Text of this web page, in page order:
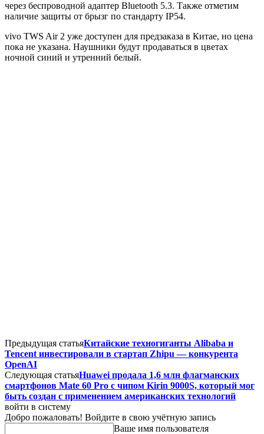
через беспроводной адаптер Bluetooth 5.3. Также отметим
наличие защиты от брызг по стандарту IP54.
vivo TWS Air 2 уже доступен для предзаказа в Китае, но цена
пока не указана. Наушники будут продаваться в цветах
ночной синий и утренний белый.
Предыдущая статьяКитайские техногиганты Alibaba и
Tencent инвестировали в стартап Zhipu — конкурента
OpenAI
Следующая статьяHuawei продала 1,6 млн флагманских
смартфонов Mate 60 Pro с чипом Kirin 9000S, который мог
быть создан с применением американских технологий
войти в систему
Добро пожаловать! Войдите в свою учётную запись
Ваше имя пользователя